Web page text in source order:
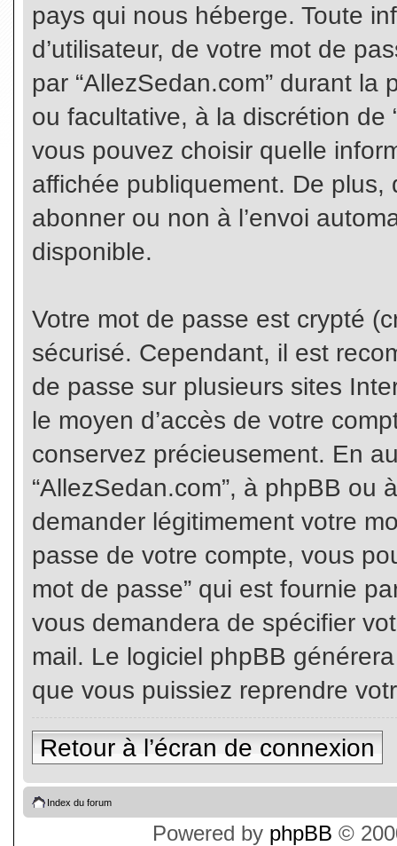
pays qui nous héberge. Toute
d’utilisateur, de votre mot de
par “AllezSedan.com” durant la
ou facultative, à la discrétion de
vous pouvez choisir quelle
affichée publiquement. De plus,
abonner ou non à l’envoi
disponible.
Votre mot de passe est crypté
sécurisé. Cependant, il est
de passe sur plusieurs sites
le moyen d’accès de votre
conservez précieusement. En
“AllezSedan.com”, à phpBB ou
demander légitimement votre
passe de votre compte, vous
mot de passe” qui est fournie
vous demandera de spécifier
mail. Le logiciel phpBB
que vous puissiez reprendre
Retour à l’écran de connexion
Index du forum
Powered by phpBB ©